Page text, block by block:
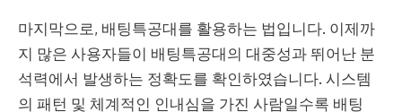
마지막으로, 배팅특공대를 활용하는 법입니다. 이제까
지 많은 사용자들이 배팅특공대의 대중성과 뛰어난 분
석력에서 발생하는 정확도를 확인하였습니다. 시스템
의 패턴 및 체계적인 인내심을 가진 사람일수록 배팅